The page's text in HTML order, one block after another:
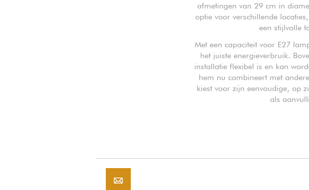
afmetingen van 29 cm in
optie voor verschillende
een stijlvolle
Met een capaciteit voor E27
het juiste energieverbruik.
installatie flexibel is en kan
hem nu combineert met
kiest voor zijn eenvoudige, op
als